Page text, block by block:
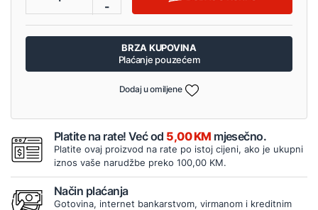
-
BRZA KUPOVINA
Plaćanje pouzećem
Dodaj u omiljene
Platite na rate! Već od 5,00 KM mjesečno.
Platite ovaj proizvod na rate po istoj cijeni, ako je ukupni
iznos vaše narudžbe preko 100,00 KM.
Način plaćanja
Gotovina, internet bankarstvom, virmanom i kreditnim